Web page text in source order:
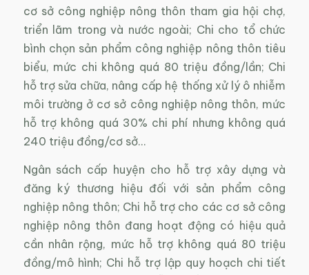
cơ sở công nghiệp nông thôn tham gia hội chợ,
triển lãm trong và nước ngoài; Chi cho tổ chức
bình chọn sản phẩm công nghiệp nông thôn tiêu
biểu, mức chi không quá 80 triệu đồng/lần; Chi
hỗ trợ sửa chữa, nâng cấp hệ thống xử lý ô nhiễm
môi trường ở cơ sở công nghiệp nông thôn, mức
hỗ trợ không quá 30% chi phí nhưng không quá
240 triệu đồng/cơ sở…
Ngân sách cấp huyện cho hỗ trợ xây dựng và
đăng ký thương hiệu đối với sản phẩm công
nghiệp nông thôn; Chi hỗ trợ cho các cơ sở công
nghiệp nông thôn đang hoạt động có hiệu quả
cần nhân rộng, mức hỗ trợ không quá 80 triệu
đồng/mô hình; Chi hỗ trợ lập quy hoạch chi tiết